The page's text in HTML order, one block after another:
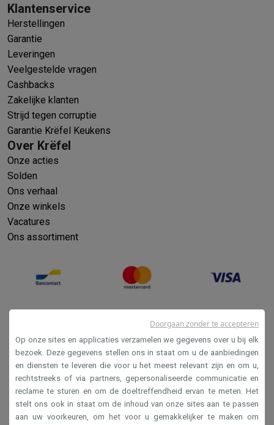
Klantenservice
Herstellingen
Garantie
Leveringen
Veelgestelde vragen
Cashbacks
Zakelijke klanten
Strijd tegen corruptie
Garantie Krëfel Keukens
Over Krëfel
Onze acties
Solden
Ons verhaal
Onze winkels
Vacatures
Ons assortiment
Verkoopsvoorwaarden
Privacy
Disclaimer
Op onze sites en applicaties verzamelen we gegevens over u bij elk
bezoek. Deze gegevens stellen ons in staat om u de aanbiedingen
en diensten te leveren die voor u het meest relevant zijn en om u,
rechtstreeks of via partners, gepersonaliseerde communicatie en
reclame te sturen en om de doeltreffendheid ervan te meten. Het
stelt ons ook in staat om de inhoud van onze sites aan te passen
aan uw voorkeuren, om het voor u gemakkelijker te maken om
Doorgaan zonder te accepteren